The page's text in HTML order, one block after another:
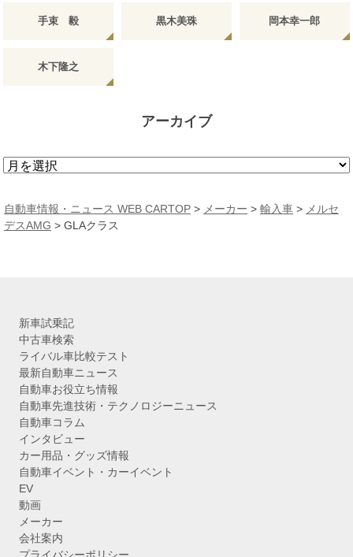
手束 毅 黒木美珠 岡本幸一郎
木下隆之
アーカイブ
ア
カ
イ
自動車情報・ニュース WEB CARTOP > メーカー > 輸入車 > メルセ
デスAMG > GLAクラス
新車試乗記
中古車検索
ライバル車比較テスト
最新自動車ニュース
自動車お役立ち情報
自動車先進技術・テクノロジーニュース
自動車コラム
インタビュー
カー用品・グッズ情報
自動車イベント・カーイベント
EV
動画
メーカー
会社案内